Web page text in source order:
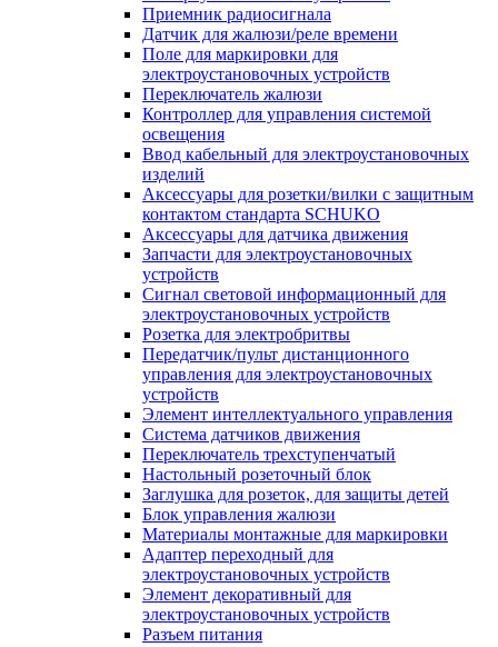
Приемник радиосигнала
Датчик для жалюзи/реле времени
Поле для маркировки для
электроустановочных устройств
Переключатель жалюзи
Контроллер для управления системой
освещения
Ввод кабельный для электроустановочных
изделий
Аксессуары для розетки/вилки с защитным
контактом стандарта SCHUKO
Аксессуары для датчика движения
Запчасти для электроустановочных
устройств
Сигнал световой информационный для
электроустановочных устройств
Розетка для электробритвы
Передатчик/пульт дистанционного
управления для электроустановочных
устройств
Элемент интеллектуального управления
Система датчиков движения
Переключатель трехступенчатый
Настольный розеточный блок
Заглушка для розеток, для защиты детей
Блок управления жалюзи
Материалы монтажные для маркировки
Адаптер переходный для
электроустановочных устройств
Элемент декоративный для
электроустановочных устройств
Разъем питания